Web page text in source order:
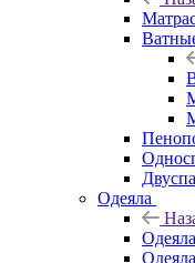
Одеяла
Одеяла